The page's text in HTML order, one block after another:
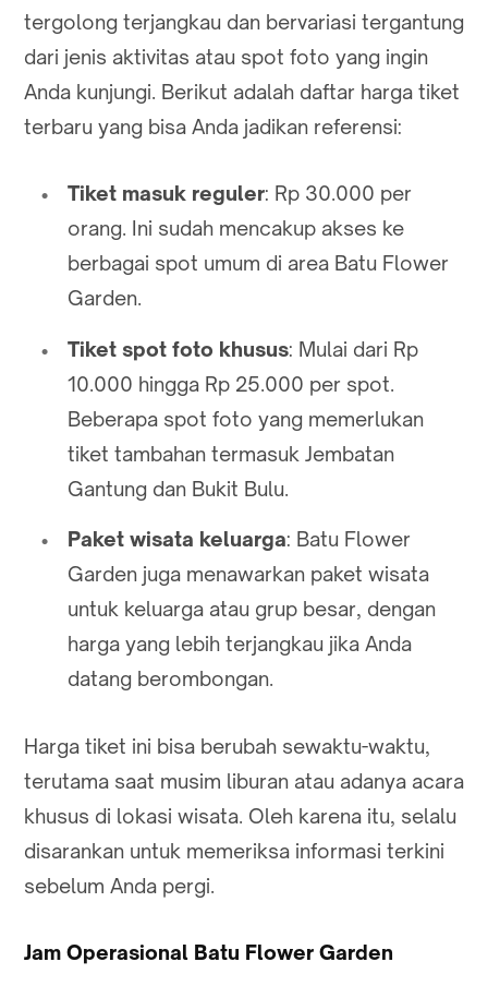
tergolong terjangkau dan bervariasi tergantung
dari jenis aktivitas atau spot foto yang ingin
Anda kunjungi. Berikut adalah daftar harga tiket
terbaru yang bisa Anda jadikan referensi:
Tiket masuk reguler: Rp 30.000 per
orang. Ini sudah mencakup akses ke
berbagai spot umum di area Batu Flower
Garden.
Tiket spot foto khusus: Mulai dari Rp
10.000 hingga Rp 25.000 per spot.
Beberapa spot foto yang memerlukan
tiket tambahan termasuk Jembatan
Gantung dan Bukit Bulu.
Paket wisata keluarga: Batu Flower
Garden juga menawarkan paket wisata
untuk keluarga atau grup besar, dengan
harga yang lebih terjangkau jika Anda
datang berombongan.
Harga tiket ini bisa berubah sewaktu-waktu,
terutama saat musim liburan atau adanya acara
khusus di lokasi wisata. Oleh karena itu, selalu
disarankan untuk memeriksa informasi terkini
sebelum Anda pergi.
Jam Operasional Batu Flower Garden